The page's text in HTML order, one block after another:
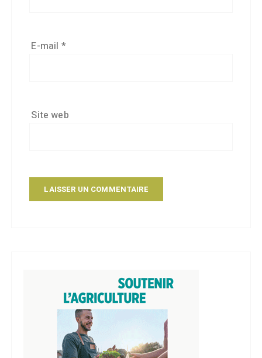
E-mail *
Site web